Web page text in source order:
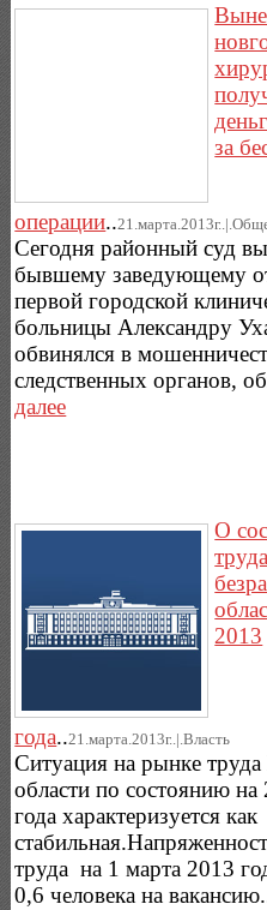
за
операции..
Сегодня районный суд
бывшему заведующему
первой городской
больницы Александру
обвинялся в
следственных органов,
далее
О
2013
года..21.марта.2013г..|.Власть
Ситуация на рынке
области по состоянию на
года характеризуется как
труда на 1 марта 2013
0,6 человека на